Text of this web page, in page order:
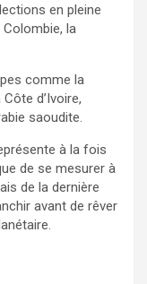
en pleine
la
comme la
Côte d’Ivoire,
saoudite.
à la fois
de se mesurer à
de la dernière
avant de rêver